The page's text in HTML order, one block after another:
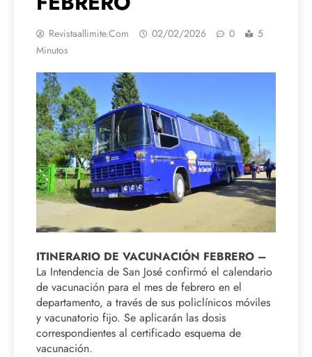
Revistaallimite.com 02/02/2026 0
5
Minutos
ITINERARIO DE VACUNACIÓN FEBRERO –
La Intendencia de San José confirmó el calendario
de vacunación para el mes de febrero en el
departamento, a través de sus policlínicos móviles
y vacunatorio fijo. Se aplicarán las dosis
correspondientes al certificado esquema de
vacunación.